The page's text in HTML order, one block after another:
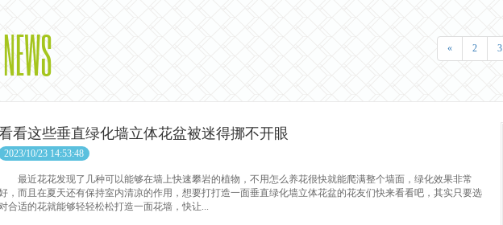
NEWS « 2 3
看这些垂直绿化墙立体花盆被迷得挪不开眼
2023/10/23 14:53:48
最近花花发现了几种可以能够在墙上快速攀岩的植物，不用怎么养花很快就能爬满整个墙面，绿化效果非常
，而且在夏天还有保持室内清凉的作用，想要打打造一面垂直绿化墙立体花盆的花友们快来看看吧，其实只要选
合适的花就能够轻轻松松打造一面花墙，快让...